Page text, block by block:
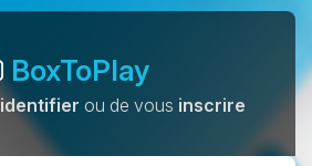
BoxToPlay
identifier ou de vous inscrire